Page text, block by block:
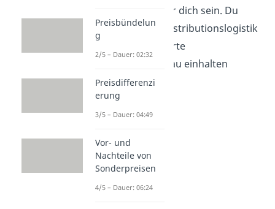
Problem mehr für dich sein. Du
weißt, dass die Distributionslogistik
das zuvor definierte
Lieferserviceniveau einhalten
möchte.
Preisbündelun
g
2/5 – Dauer: 02:32
Preisdifferenzi
erung
3/5 – Dauer: 04:49
Vor- und
Nachteile von
Sonderpreisen
4/5 – Dauer: 06:24